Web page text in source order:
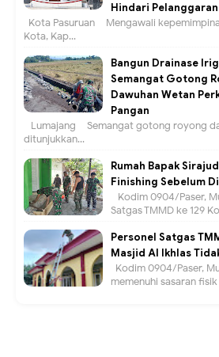
Hindari
Kota Pasuruan – Mengawali
Kota, Kap...
Bangun Drainase
Semangat Gotong
Dawuhan Wetan
Pangan
Lumajang – Semangat gotong royong
ditunjukkan...
Rumah Bapak
Finishing Sebelum
Kodim 0904/Paser,
Satgas TMMD ke 129
Personel Satgas
Masjid Al Ikhlas
Kodim 0904/Paser,
memenuhi sasaran